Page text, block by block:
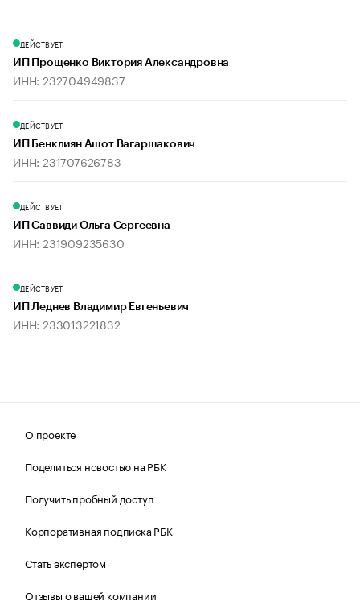
ДЕЙСТВУЕТ
ИП Прощенко Виктория Александровна
ИНН: 232704949837
ДЕЙСТВУЕТ
ИП Бенклиян Ашот Вагаршакович
ИНН: 231707626783
ДЕЙСТВУЕТ
ИП Саввиди Ольга Сергеевна
ИНН: 231909235630
ДЕЙСТВУЕТ
ИП Леднев Владимир Евгеньевич
ИНН: 233013221832
О проекте
Поделиться новостью на РБК
Получить пробный доступ
Корпоративная подписка РБК
Стать экспертом
Отзывы о вашей компании